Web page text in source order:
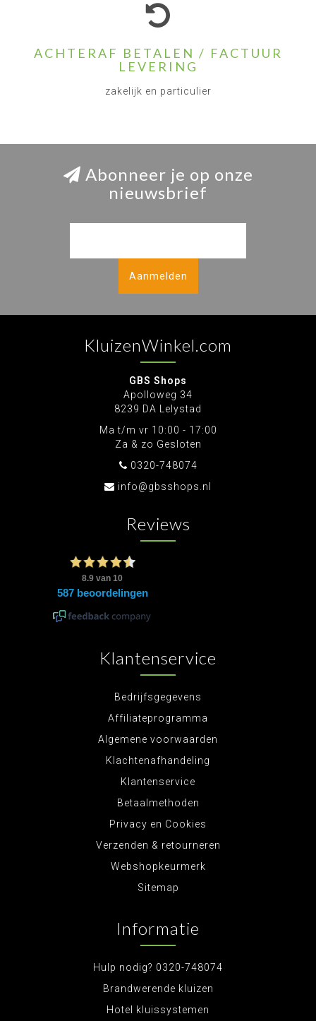
ACHTERAF BETALEN / FACTUUR
LEVERING
zakelijk en particulier
Abonneer je op onze
nieuwsbrief
Aanmelden
KluizenWinkel.com
GBS Shops
Apolloweg 34
8239 DA Lelystad
Ma t/m vr 10:00 - 17:00
Za & zo Gesloten
0320-748074
info@gbsshops.nl
Reviews
Klantenservice
Bedrijfsgegevens
Affiliateprogramma
Algemene voorwaarden
Klachtenafhandeling
Klantenservice
Betaalmethoden
Privacy en Cookies
Verzenden & retourneren
Webshopkeurmerk
Sitemap
Informatie
Hulp nodig? 0320-748074
Brandwerende kluizen
Hotel kluissystemen